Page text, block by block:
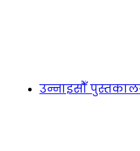
उन्नाइसौँ